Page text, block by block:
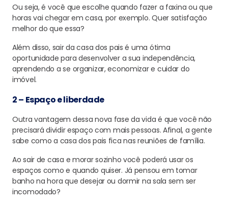
Ou seja, é você que escolhe quando fazer a faxina ou que
horas vai chegar em casa, por exemplo. Quer satisfação
melhor do que essa?
Além disso, sair da casa dos pais é uma ótima
oportunidade para desenvolver a sua independência,
aprendendo a se organizar, economizar e cuidar do
imóvel.
2 – Espaço e liberdade
Outra vantagem dessa nova fase da vida é que você não
precisará dividir espaço com mais pessoas. Afinal, a gente
sabe como a casa dos pais fica nas reuniões de família.
Ao sair de casa e morar sozinho você poderá usar os
espaços como e quando quiser. Já pensou em tomar
banho na hora que desejar ou dormir na sala sem ser
incomodado?